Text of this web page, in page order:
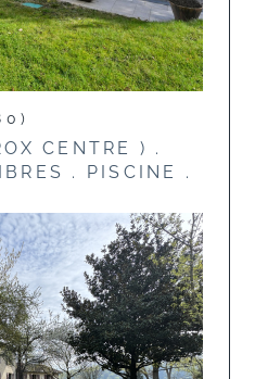
CENTRE ) .
. PISCINE .